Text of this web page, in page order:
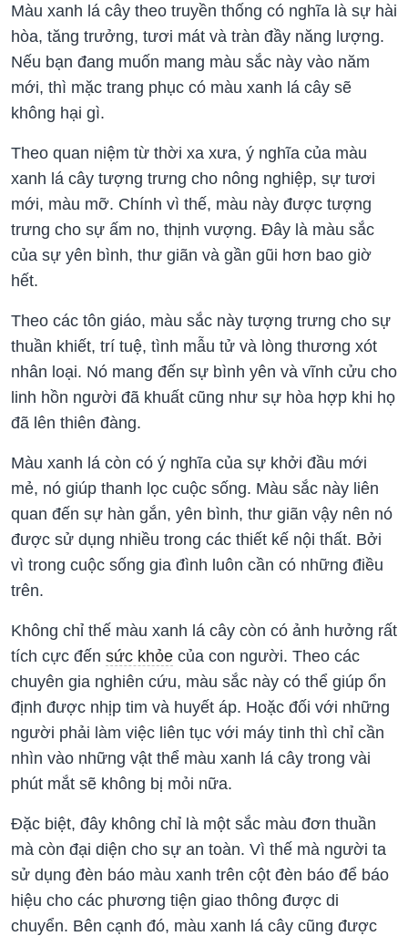
Màu xanh lá cây theo truyền thống có nghĩa là sự hài
hòa, tăng trưởng, tươi mát và tràn đầy năng lượng.
Nếu bạn đang muốn mang màu sắc này vào năm
mới, thì mặc trang phục có màu xanh lá cây sẽ
không hại gì.
Theo quan niệm từ thời xa xưa, ý nghĩa của màu
xanh lá cây tượng trưng cho nông nghiệp, sự tươi
mới, màu mỡ. Chính vì thế, màu này được tượng
trưng cho sự ấm no, thịnh vượng. Đây là màu sắc
của sự yên bình, thư giãn và gần gũi hơn bao giờ
hết.
Theo các tôn giáo, màu sắc này tượng trưng cho sự
thuần khiết, trí tuệ, tình mẫu tử và lòng thương xót
nhân loại. Nó mang đến sự bình yên và vĩnh cửu cho
linh hồn người đã khuất cũng như sự hòa hợp khi họ
đã lên thiên đàng.
Màu xanh lá còn có ý nghĩa của sự khởi đầu mới
mẻ, nó giúp thanh lọc cuộc sống. Màu sắc này liên
quan đến sự hàn gắn, yên bình, thư giãn vậy nên nó
được sử dụng nhiều trong các thiết kế nội thất. Bởi
vì trong cuộc sống gia đình luôn cần có những điều
trên.
Không chỉ thế màu xanh lá cây còn có ảnh hưởng rất
tích cực đến sức khỏe của con người. Theo các
chuyên gia nghiên cứu, màu sắc này có thể giúp ổn
định được nhịp tim và huyết áp. Hoặc đối với những
người phải làm việc liên tục với máy tinh thì chỉ cần
nhìn vào những vật thể màu xanh lá cây trong vài
phút mắt sẽ không bị mỏi nữa.
Đặc biệt, đây không chỉ là một sắc màu đơn thuần
mà còn đại diện cho sự an toàn. Vì thế mà người ta
sử dụng đèn báo màu xanh trên cột đèn báo để báo
hiệu cho các phương tiện giao thông được di
chuyển. Bên cạnh đó, màu xanh lá cây cũng được